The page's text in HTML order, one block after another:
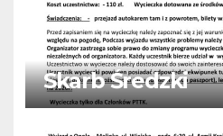
Skarb Średzki